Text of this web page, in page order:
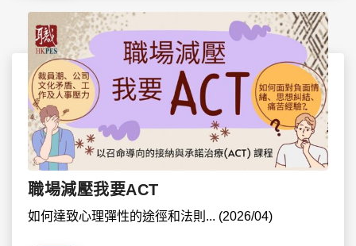
職場減壓我要ACT
如何達致心理彈性的途徑和法則... (2026/04)